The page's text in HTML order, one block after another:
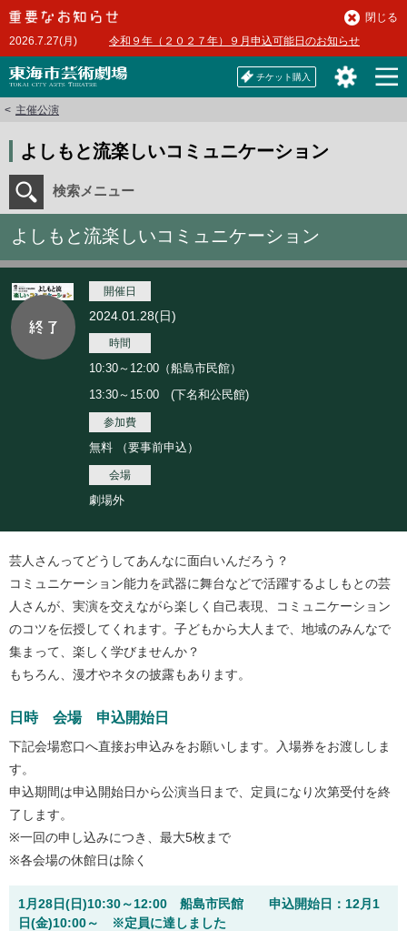
本
文
へ2026.7.27(月) 令和９年（２０２７年）９月申込可能日のお知らせ
閉じる
チケット購入
主催公演
よしもと流楽しいコミュニケーション
検索メニュー
よしもと流楽しいコミュニケーション
開催日
2024.01.28(日)
時間
10:30～12:00（船島市民館）
13:30～15:00 (下名和公民館)
参加費
無料 （要事前申込）
会場
劇場外
芸人さんってどうしてあんなに面白いんだろう？
コミュニケーション能力を武器に舞台などで活躍するよしもとの芸
人さんが、実演を交えながら楽しく自己表現、コミュニケーション
のコツを伝授してくれます。子どもから大人まで、地域のみんなで
集まって、楽しく学びませんか？
もちろん、漫才やネタの披露もあります。
日時 会場 申込開始日
下記会場窓口へ直接お申込みをお願いします。入場券をお渡ししま
す。
申込期間は申込開始日から公演当日まで、定員になり次第受付を終
了します。
※一回の申し込みにつき、最大5枚まで
※各会場の休館日は除く
1月28日(日)10:30～12:00 船島市民館 申込開始日：12月1
日(金)10:00～ ※定員に達しました